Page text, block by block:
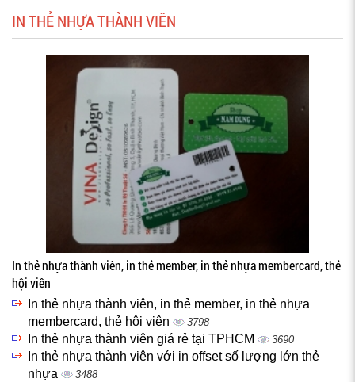
IN THẺ NHỰA THÀNH VIÊN
In thẻ nhựa thành viên, in thẻ member, in thẻ nhựa membercard, thẻ
hội viên
In thẻ nhựa thành viên, in thẻ member, in thẻ nhựa
membercard, thẻ hội viên
3798
In thẻ nhựa thành viên giá rẻ tại TPHCM 3690
In thẻ nhựa thành viên với in offset số lượng lớn thẻ
nhựa
3488